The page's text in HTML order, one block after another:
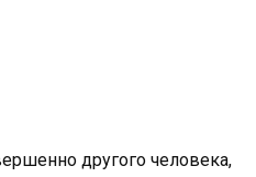
другого человека,